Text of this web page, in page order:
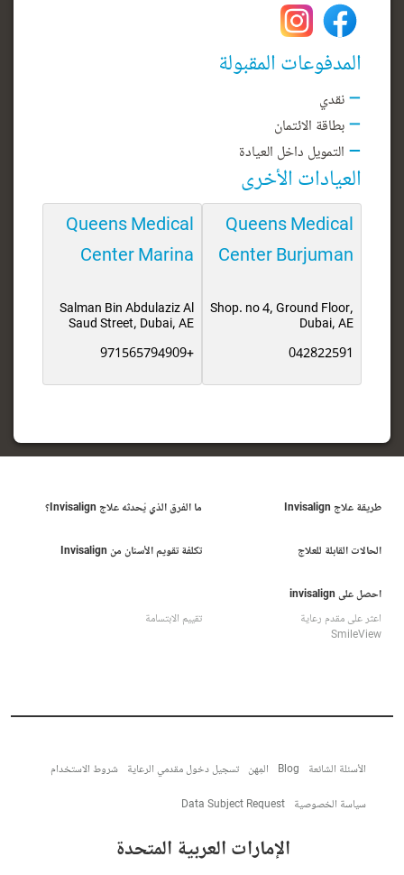
المدفوعات المقبولة
نقدي
بطاقة الائتمان
التمويل داخل العيادة
العيادات الأخرى
Queens Medical
Center Burjuman
Shop. no 4, Ground Floor,
Dubai, AE
042822591
Queens Medical
Center Marina
Salman Bin Abdulaziz Al
Saud Street, Dubai, AE
+971565794909
طريقة علاج Invisalign ما الفرق الذي يُحدثه علاج Invisalign؟
الحالات القابلة للعلاج تكلفة تقويم الأسنان من Invisalign
احصل على invisalign
اعثر على مقدم رعاية
تقييم الابتسامة
SmileView
الأسئلة الشائعة Blog المِهن تسجيل دخول مقدمي الرعاية شروط الاستخدام
سياسة الخصوصية Data Subject Request
الإمارات العربية المتحدة